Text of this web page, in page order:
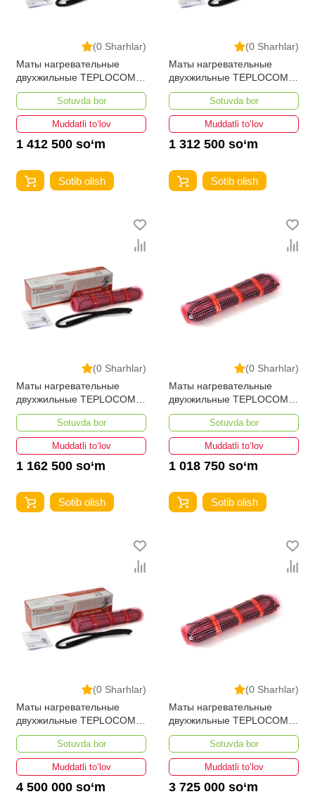
(0 Sharhlar)
Маты нагревательные
двухжильные TEPLOCOM
PROМНД-3,5-560 ВТ
Sotuvda bor
Muddatli to‘lov
1 412 500 so‘m
Sotib olish
(0 Sharhlar)
Маты нагревательные
двухжильные TEPLOCOM
PROМНД-3,0-480 ВТ
Sotuvda bor
Muddatli to‘lov
1 312 500 so‘m
Sotib olish
(0 Sharhlar)
Маты нагревательные
двухжильные TEPLOCOM
PROМНД-2,5-400 ВТ
Sotuvda bor
Muddatli to‘lov
1 162 500 so‘m
Sotib olish
(0 Sharhlar)
Маты нагревательные
двухжильные TEPLOCOM
PROМНД-2,0-320 ВТ
Sotuvda bor
Muddatli to‘lov
1 018 750 so‘m
Sotib olish
(0 Sharhlar)
Маты нагревательные
двухжильные TEPLOCOM
PROМНД-15,0-2400 ВТ
Sotuvda bor
Muddatli to‘lov
4 500 000 so‘m
(0 Sharhlar)
Маты нагревательные
двухжильные TEPLOCOM
PROМНД-12,0-1920 ВТ
Sotuvda bor
Muddatli to‘lov
3 725 000 so‘m